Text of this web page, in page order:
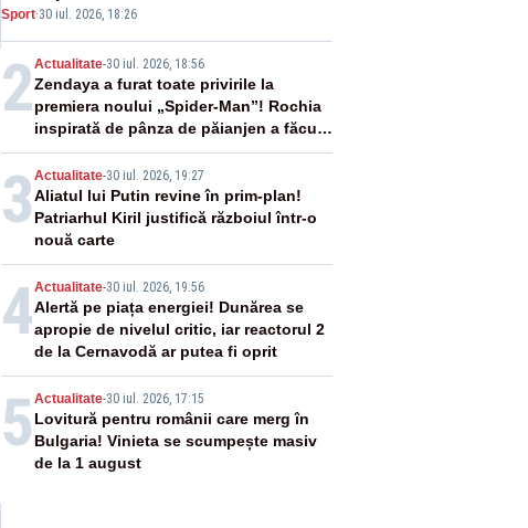
League
Sport·30 iul. 2026, 18:26
2Actualitate-30 iul. 2026, 18:56
Zendaya a furat toate privirile la
premiera noului „Spider-Man”! Rochia
inspirată de pânza de păianjen a făcut
senzație
3 Actualitate-30 iul. 2026, 19:27
Aliatul lui Putin revine în prim-plan!
Patriarhul Kiril justifică războiul într-o
nouă carte
4Actualitate-30 iul. 2026, 19:56
Alertă pe piața energiei! Dunărea se
apropie de nivelul critic, iar reactorul 2
de la Cernavodă ar putea fi oprit
5 Actualitate-30 iul. 2026, 17:15
Lovitură pentru românii care merg în
Bulgaria! Vinieta se scumpește masiv
de la 1 august